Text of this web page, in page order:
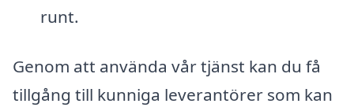
runt.
Genom att använda vår tjänst kan du få
tillgång till kunniga leverantörer som kan